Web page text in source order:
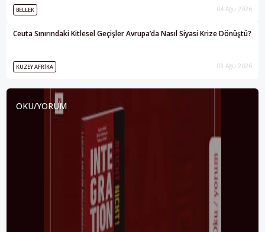
BELLEK 04 Ağu 2026
Ceuta Sınırındaki Kitlesel Geçişler Avrupa’da Nasıl Siyasi Krize Dönüştü?
KUZEY AFRIKA 03 Ağu 2026
OKU/YORUM